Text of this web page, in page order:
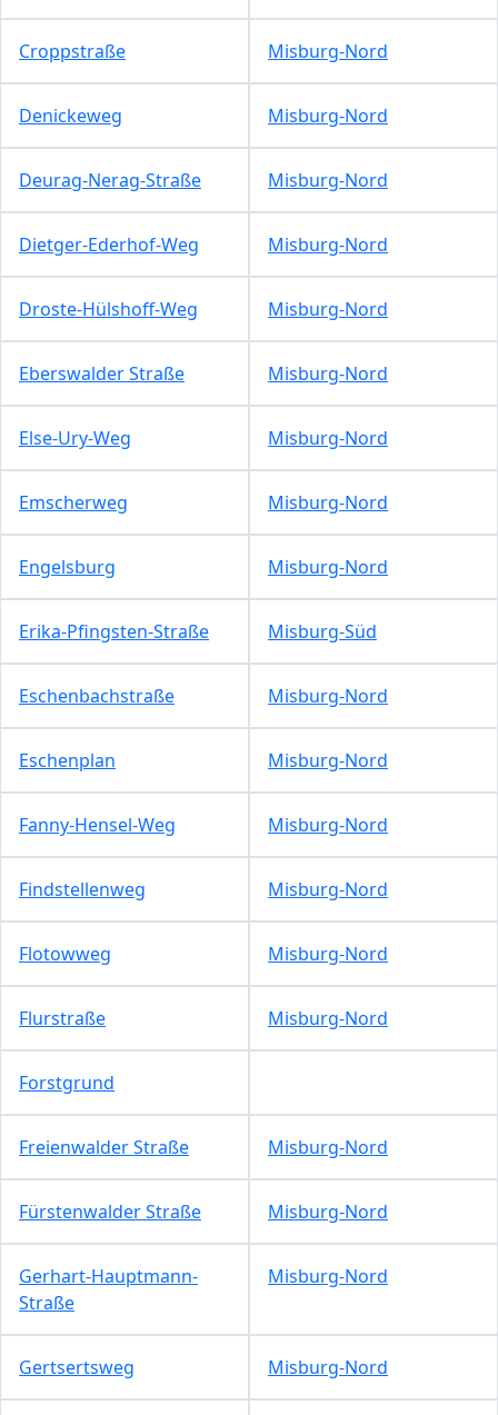
Croppstraße Misburg-Nord
Denickeweg Misburg-Nord
Deurag-Nerag-Straße Misburg-Nord
Dietger-Ederhof-Weg Misburg-Nord
Droste-Hülshoff-Weg Misburg-Nord
Eberswalder Straße Misburg-Nord
Else-Ury-Weg Misburg-Nord
Emscherweg Misburg-Nord
Engelsburg Misburg-Nord
Erika-Pfingsten-Straße Misburg-Süd
Eschenbachstraße Misburg-Nord
Eschenplan Misburg-Nord
Fanny-Hensel-Weg Misburg-Nord
Findstellenweg Misburg-Nord
Flotowweg Misburg-Nord
Flurstraße Misburg-Nord
Forstgrund
Freienwalder Straße Misburg-Nord
Fürstenwalder Straße Misburg-Nord
Gerhart-Hauptmann-
Straße
Misburg-Nord
Gertsertsweg Misburg-Nord